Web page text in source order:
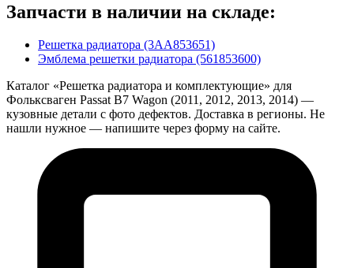
Запчасти в наличии на складе:
Решетка радиатора (3AA853651)
Эмблема решетки радиатора (561853600)
Каталог «Решетка радиатора и комплектующие» для
Фольксваген Passat B7 Wagon (2011, 2012, 2013, 2014) —
кузовные детали с фото дефектов. Доставка в регионы. Не
нашли нужное — напишите через форму на сайте.